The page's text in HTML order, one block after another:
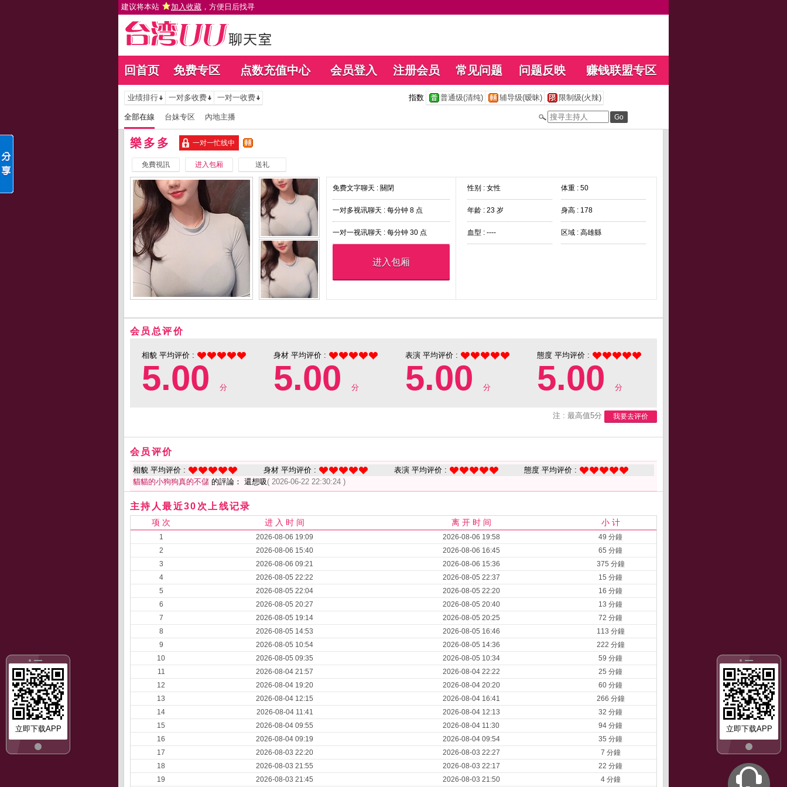
建议将本站 加入收藏 ，方便日后找寻
回首页 免费专区 点数充值中心 会员登入 注册会员 常见问题 问题反映 赚钱联盟专区
立即下载APP
立即下载APP
业绩排行 一对多收费 一对一收费 指数 普通级(清纯) 辅导级(暧昧) 限制级(火辣)
全部在線 台妹专区 內地主播
樂多多 一对一忙线中
免費視訊 进入包厢 送礼
免费文字聊天 : 關閉
一对多视讯聊天 : 每分钟 8 点
一对一视讯聊天 : 每分钟 30 点
进入包厢
性别 : 女性 体重 : 50
年龄 : 23 岁 身高 : 178
血型 : ---- 区域 : 高雄縣
会员总评价
相貌 平均评价 :
5.00 分
身材 平均评价 :
5.00 分
表演 平均评价 :
5.00 分
態度 平均评价 :
5.00 分
注 : 最高值5分 我要去评价
会员评价
相貌 平均评价 : 身材 平均评价 : 表演 平均评价 :
態度 平均评价 :
貓貓的小狗狗真的不儲 的評論： 還想吸( 2026-06-22 22:30:24 )
主持人最近30次上线记录
项 次 进 入 时 间 离 开 时 间 小 计
1 2026-08-06 19:09 2026-08-06 19:58
49 分鐘
2
2026-08-06 15:40 2026-08-06 16:45
65 分鐘
3
2026-08-06 09:21 2026-08-06 15:36
375 分鐘
4
2026-08-05 22:22 2026-08-05 22:37
15 分鐘
5
2026-08-05 22:04 2026-08-05 22:20
16 分鐘
6
2026-08-05 20:27 2026-08-05 20:40
13 分鐘
7
2026-08-05 19:14 2026-08-05 20:25
72 分鐘
8
2026-08-05 14:53 2026-08-05 16:46
113 分鐘
9
2026-08-05 10:54 2026-08-05 14:36
222 分鐘
10
2026-08-05 09:35 2026-08-05 10:34
59 分鐘
11
2026-08-04 21:57 2026-08-04 22:22
25 分鐘
12
2026-08-04 19:20 2026-08-04 20:20
60 分鐘
13
2026-08-04 12:15 2026-08-04 16:41
266 分鐘
14
2026-08-04 11:41 2026-08-04 12:13
32 分鐘
15
2026-08-04 09:55 2026-08-04 11:30
94 分鐘
16
2026-08-04 09:19 2026-08-04 09:54
35 分鐘
17
2026-08-03 22:20 2026-08-03 22:27
7 分鐘
18
2026-08-03 21:55 2026-08-03 22:17
22 分鐘
19
2026-08-03 21:45 2026-08-03 21:50 4 分鐘